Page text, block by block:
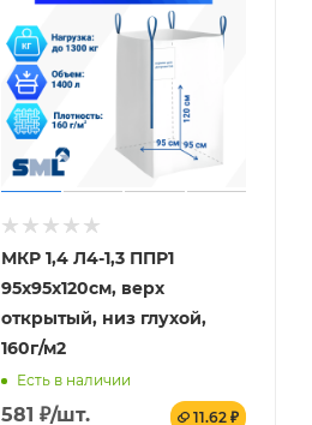
МКР 1,4 Л4-1,3 ППР1
95х95х120см, верх
открытый, низ глухой,
160г/м2
Есть в наличии
581 ₽/шт. 11.62 ₽